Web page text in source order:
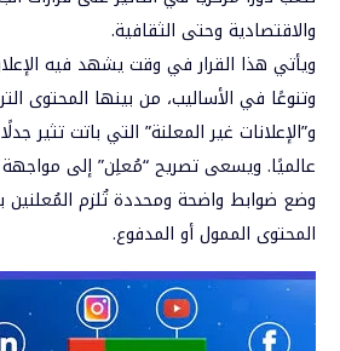
والاقتصادية وحتى الثقافية.
ويأتي هذا القرار في وقت يشهد فيه
وتنوعًا في الأساليب، من بينها المحتوى
و”الإعلانات غير المعلنة” التي باتت تثير
عالميًا. ويسعى تصريح “مُعلِن” إلى
وضع ضوابط واضحة ومحددةتُلزم
المحتوى الممول أو المدفوع.